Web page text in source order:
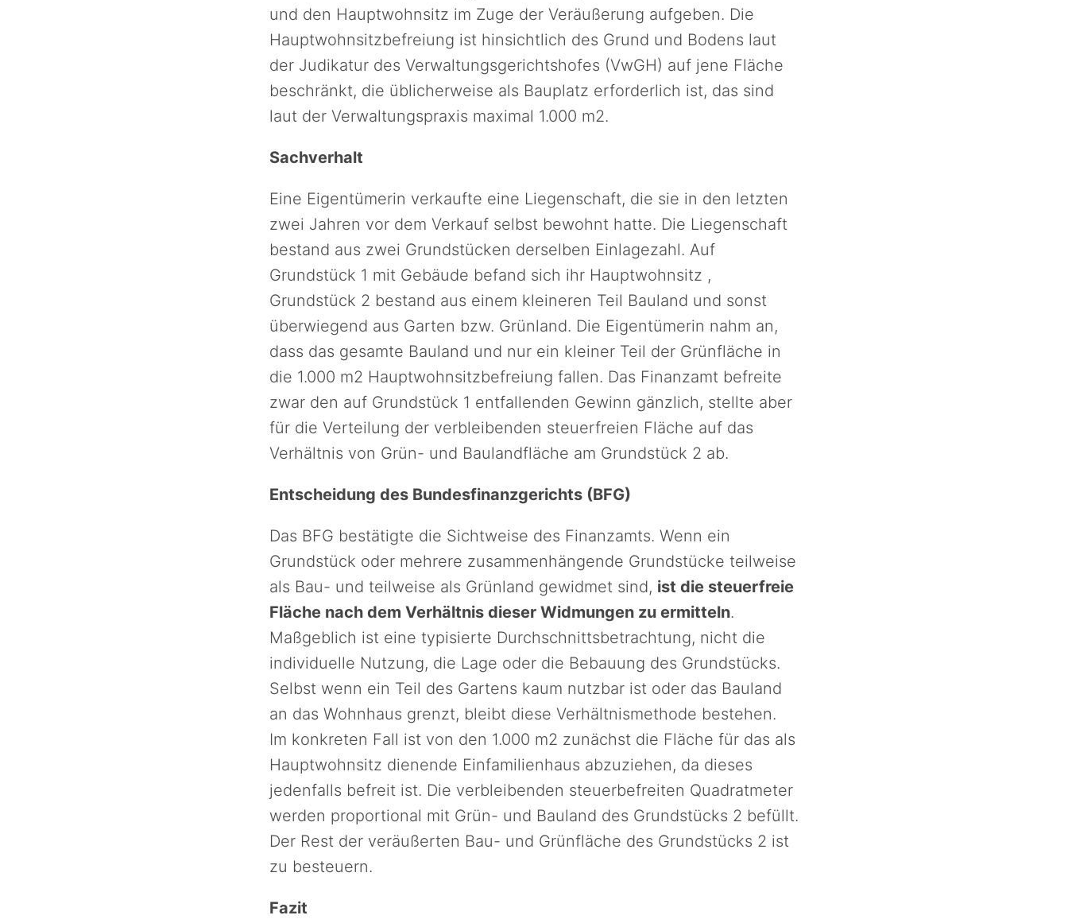
und den Hauptwohnsitz im Zuge der Veräußerung aufgeben. Die
Hauptwohnsitzbefreiung ist hinsichtlich des Grund und Bodens laut
der Judikatur des Verwaltungsgerichtshofes (VwGH) auf jene Fläche
beschränkt, die üblicherweise als Bauplatz erforderlich ist, das sind
laut der Verwaltungspraxis maximal 1.000 m2.
Sachverhalt
Eine Eigentümerin verkaufte eine Liegenschaft, die sie in den letzten
zwei Jahren vor dem Verkauf selbst bewohnt hatte. Die Liegenschaft
bestand aus zwei Grundstücken derselben Einlagezahl. Auf
Grundstück 1 mit Gebäude befand sich ihr Hauptwohnsitz ,
Grundstück 2 bestand aus einem kleineren Teil Bauland und sonst
überwiegend aus Garten bzw. Grünland. Die Eigentümerin nahm an,
dass das gesamte Bauland und nur ein kleiner Teil der Grünfläche in
die 1.000 m2 Hauptwohnsitzbefreiung fallen. Das Finanzamt befreite
zwar den auf Grundstück 1 entfallenden Gewinn gänzlich, stellte aber
für die Verteilung der verbleibenden steuerfreien Fläche auf das
Verhältnis von Grün- und Baulandfläche am Grundstück 2 ab.
Entscheidung des Bundesfinanzgerichts (BFG)
Das BFG bestätigte die Sichtweise des Finanzamts. Wenn ein
Grundstück oder mehrere zusammenhängende Grundstücke teilweise
als Bau- und teilweise als Grünland gewidmet sind, ist die steuerfreie
Fläche nach dem Verhältnis dieser Widmungen zu ermitteln.
Maßgeblich ist eine typisierte Durchschnittsbetrachtung, nicht die
individuelle Nutzung, die Lage oder die Bebauung des Grundstücks.
Selbst wenn ein Teil des Gartens kaum nutzbar ist oder das Bauland
an das Wohnhaus grenzt, bleibt diese Verhältnismethode bestehen.
Im konkreten Fall ist von den 1.000 m2 zunächst die Fläche für das als
Hauptwohnsitz dienende Einfamilienhaus abzuziehen, da dieses
jedenfalls befreit ist. Die verbleibenden steuerbefreiten Quadratmeter
werden proportional mit Grün- und Bauland des Grundstücks 2 befüllt.
Der Rest der veräußerten Bau- und Grünfläche des Grundstücks 2 ist
zu besteuern.
Fazit